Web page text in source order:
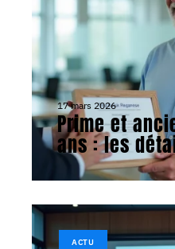
17 mars 2026
Prime et
ans : les
ACTU